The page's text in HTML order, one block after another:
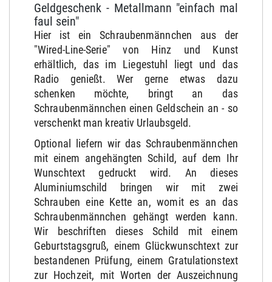
Geldgeschenk - Metallmann "einfach mal
faul sein"
Hier ist ein Schraubenmännchen aus der
"Wired-Line-Serie" von Hinz und Kunst
erhältlich, das im Liegestuhl liegt und das
Radio genießt. Wer gerne etwas dazu
schenken möchte, bringt an das
Schraubenmännchen einen Geldschein an - so
verschenkt man kreativ Urlaubsgeld.
Optional liefern wir das Schraubenmännchen
mit einem angehängten Schild, auf dem Ihr
Wunschtext gedruckt wird. An dieses
Aluminiumschild bringen wir mit zwei
Schrauben eine Kette an, womit es an das
Schraubenmännchen gehängt werden kann.
Wir beschriften dieses Schild mit einem
Geburtstagsgruß, einem Glückwunschtext zur
bestandenen Prüfung, einem Gratulationstext
zur Hochzeit, mit Worten der Auszeichnung